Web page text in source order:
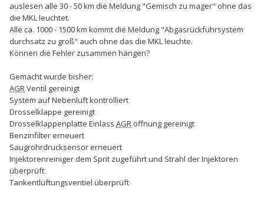
auslesen alle 30 - 50 km die Meldung "Gemisch zu mager" ohne das
die MKL leuchtet.
Alle ca. 1000 - 1500 km kommt die Meldung "Abgasrückführsystem
durchsatz zu groß" auch ohne das die MKL leuchte.
Können die Fehler zusammen hängen?
Gemacht wurde bisher:
AGRVentil gereinigt
System auf Nebenluft kontrolliert
Drosselklappe gereinigt
Drosselklappenplatte Einlass AGR öffnung gereinigt
Benzinfilter erneuert
Saugrohrdrucksensor erneuert
Injektorenreiniger dem Sprit zugeführt und Strahl der Injektoren
überprüft
Tankentlüftungsventiel überprüft